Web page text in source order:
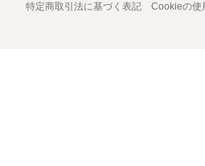
特定商取引法に基づく表記 Cookieの使